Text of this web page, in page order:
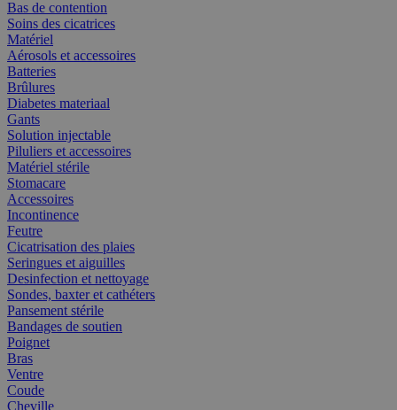
Bas de contention
Soins des cicatrices
Matériel
Aérosols et accessoires
Batteries
Brûlures
Diabetes materiaal
Gants
Solution injectable
Piluliers et accessoires
Matériel stérile
Stomacare
Accessoires
Incontinence
Feutre
Cicatrisation des plaies
Seringues et aiguilles
Desinfection et nettoyage
Sondes, baxter et cathéters
Pansement stérile
Bandages de soutien
Poignet
Bras
Ventre
Coude
Cheville